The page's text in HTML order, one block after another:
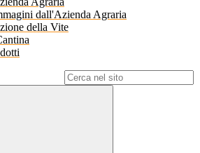
dall'Azienda Agraria
della Vite